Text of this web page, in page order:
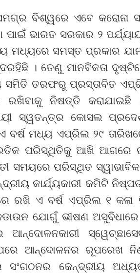
ବିଶ୍ୱରେ ଏବେ
ଭାରତ ସରକାର ୨
ମଧ୍ୟରେ ସମସ୍ତ ପ୍ରକାର
। ତେଣୁ ମାନବିକତା
ତରଫରୁ ପ୍ରସ୍ତାବିତ
ରଖିବାକୁ ନିଷତ୍ତି
ସ୍ୱତନ୍ତ୍ର କୋସଲ
ଏ ବର୍ଷ ମଧ୍ୟ ଏପ୍ରିଲ ୨୯
ପରିସ୍ଥିତିକୁ ଆଖି ଆଗରେ
ସମୟରେ ପରିସ୍ଥିତ
କାର୍ଯ୍ୟକାରୀ କମିଟି
ରଖି ଏ ବର୍ଷ ଏପ୍ରିଲ ୧ କଳା
ଯୋଗୁଁ ଭୀଷଣ
ଆନ୍ଦୋଳନକାରୀ
ଆନ୍ଦୋଳନର ରୂପରେଖ
ସଂଗଠନର କେନ୍ଦ୍ରୀୟ